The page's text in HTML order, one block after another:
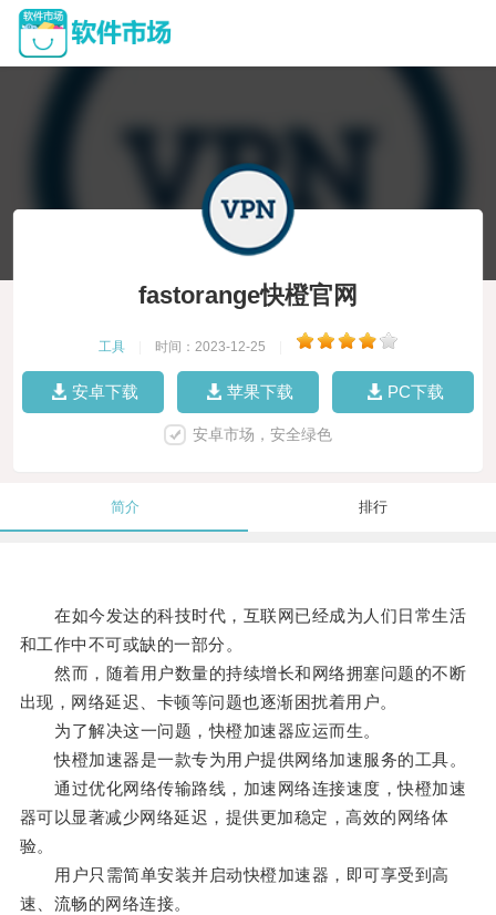
fastorange快橙官网
工具 时间：2023-12-25
安卓下载 苹果下载 PC下载
安卓市场，安全绿色
简介 排行
在如今发达的科技时代，互联网已经成为人们日常生活
和工作中不可或缺的一部分。
然而，随着用户数量的持续增长和网络拥塞问题的不断
出现，网络延迟、卡顿等问题也逐渐困扰着用户。
为了解决这一问题，快橙加速器应运而生。
快橙加速器是一款专为用户提供网络加速服务的工具。
通过优化网络传输路线，加速网络连接速度，快橙加速
器可以显著减少网络延迟，提供更加稳定，高效的网络体
验。
用户只需简单安装并启动快橙加速器，即可享受到高
速、流畅的网络连接。